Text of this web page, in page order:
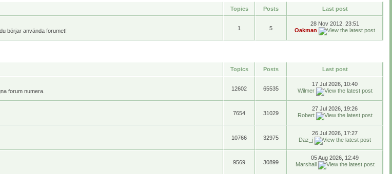
Topics Posts Last post
börjar använda forumet! 1 5
28 Nov 2012, 23:51
Oakman
Topics Posts Last post
forum numera. 12602 65535
17 Jul 2026, 10:40
Wilmer
7654 31029
27 Jul 2026, 19:26
Robert
10766 32975
26 Jul 2026, 17:27
Daz_j
9569 30899
05 Aug 2026, 12:49
Marshall